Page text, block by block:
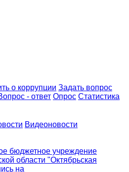
о коррупции Задать вопрос
- ответ Опрос Статистика
Видеоновости
бюджетное учреждение
области "Октябрьская
на